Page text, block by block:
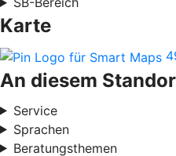
Karte
An diesem
Service
Sprachen
Beratungsthemen